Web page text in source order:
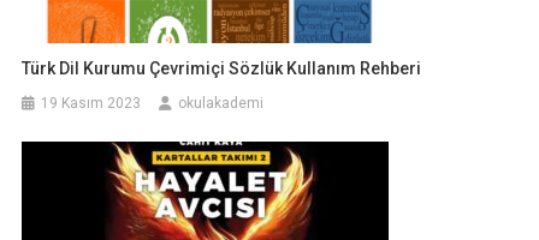
Türk Dil Kurumu Çevrimiçi Sözlük Kullanım Rehberi
19 Kasım 2023 okulakademi